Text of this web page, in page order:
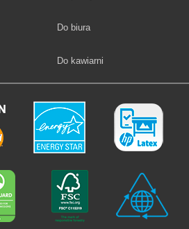
Fototapety
Do biura
Fototapety
Do kawiarni